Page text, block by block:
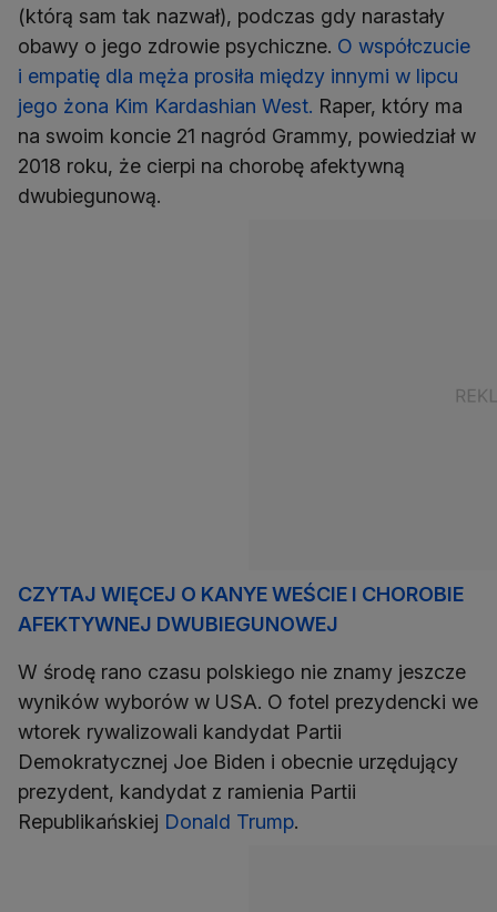
(którą sam tak nazwał), podczas gdy narastały
obawy o jego zdrowie psychiczne. O współczucie
i empatię dla męża prosiła między innymi w lipcu
jego żona Kim Kardashian West. Raper, który ma
na swoim koncie 21 nagród Grammy, powiedział w
2018 roku, że cierpi na chorobę afektywną
dwubiegunową.
CZYTAJ WIĘCEJ O KANYE WEŚCIE I CHOROBIE
AFEKTYWNEJ DWUBIEGUNOWEJ
W środę rano czasu polskiego nie znamy jeszcze
wyników wyborów w USA. O fotel prezydencki we
wtorek rywalizowali kandydat Partii
Demokratycznej Joe Biden i obecnie urzędujący
prezydent, kandydat z ramienia Partii
Republikańskiej Donald Trump.